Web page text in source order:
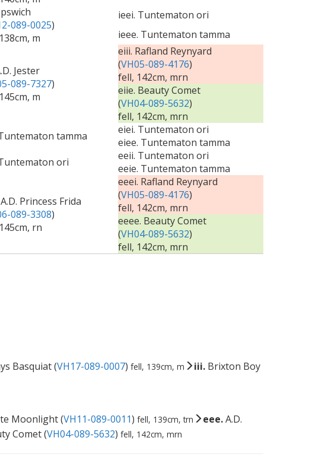
089-0025)
m
ieei. Tuntematon ori
ieee. Tuntematon tamma
Jester
089-7327)
m
eiii. Rafland Reynyard
(VH05-089-4176)
fell, 142cm, mrn
eiie. Beauty Comet
(VH04-089-5632)
fell, 142cm, mrn
tamma
eiei. Tuntematon ori
eiee. Tuntematon tamma
ori
eeii. Tuntematon ori
eeie. Tuntematon tamma
Princess Frida
089-3308)
rn
eeei. Rafland Reynyard
(VH05-089-4176)
fell, 142cm, mrn
eeee. Beauty Comet
(VH04-089-5632)
fell, 142cm, mrn
Basquiat (VH17-089-0007) fell, 139cm, m iii. Brixton Boy
Moonlight (VH11-089-0011) fell, 139cm, trn eee.A.D.
Comet (VH04-089-5632) fell, 142cm, mrn